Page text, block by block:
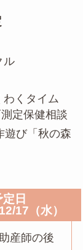
ル
わくタイム
定保健相談
遊び「秋の森
定日
17（水）
産師の後